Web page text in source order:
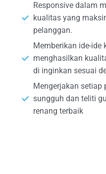
Responsive dalam
kualitas yang
pelanggan.
Memberikan ide-
menghasilkan
di inginkan sesuai
Mengerjakan setiap
sungguh dan teliti
renang terbaik